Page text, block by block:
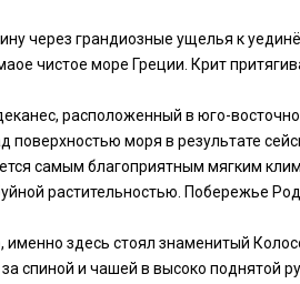
через грандиозные ущелья к
чистое море Греции. Крит
расположенный в юго-
моря в результате
самым благоприятным мягким
растительностью. Побережье
здесь стоял знаменитый
и чашей в высоко поднятой